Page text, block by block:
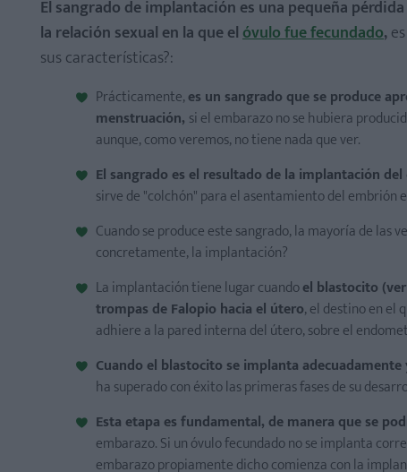
El sangrado de implantación es una pequeña
la relación sexual en la que elóvulo fue fecundado,
sus características?:
Prácticamente,es un sangrado que se produce
menstruación, si el embarazo no se hubiera
aunque, como veremos, no tiene nada que ver.
El sangrado es el resultado de la implantación
sirve de "colchón" para el asentamiento del embrión
Cuando se produce este sangrado, la mayoría de las
concretamente, la implantación?
La implantación tiene lugar cuandoel blastocito
trompas de Falopio hacia el útero, el destino en el
adhiere a la pared interna del útero, sobre el
Cuando el blastocito se implanta
ha superado con éxito las primeras fases de su
Esta etapa es fundamental, de manera que se
embarazo. Si un óvulo fecundado no se implanta
embarazo propiamente dicho comienza con la